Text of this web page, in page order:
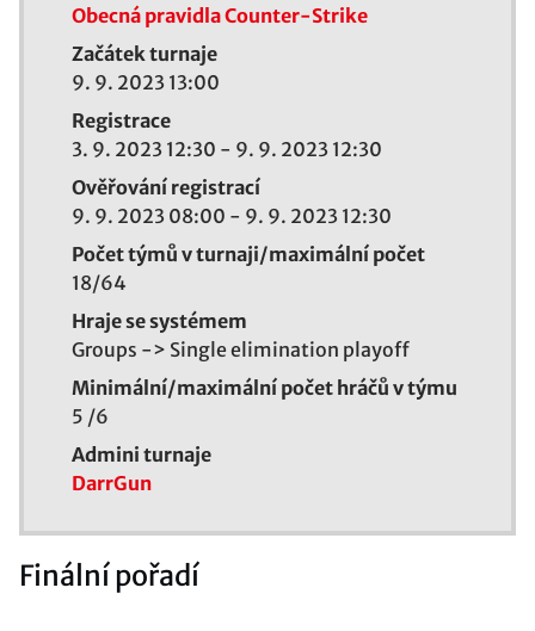
Obecná pravidla Counter-Strike
Začátek turnaje
9. 9. 2023 13:00
Registrace
3. 9. 2023 12:30 - 9. 9. 2023 12:30
Ověřování registrací
9. 9. 2023 08:00 - 9. 9. 2023 12:30
Počet týmů v turnaji/maximální počet
18/64
Hraje se systémem
Groups -> Single elimination playoff
Minimální/maximální počet hráčů v týmu
5 /6
Admini turnaje
DarrGun
Finální pořadí